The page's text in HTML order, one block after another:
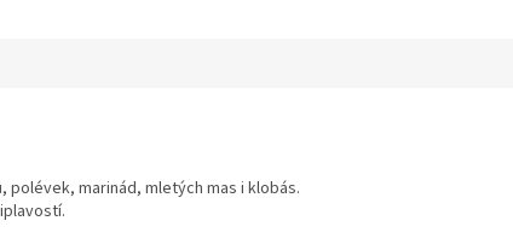
polévek, marinád, mletých mas i klobás.